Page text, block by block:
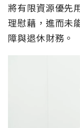
將有限資源優先
理慰藉，進而未
障與退休財務。